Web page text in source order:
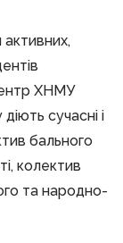
ХНМУ
сучасні і
бального
колектив
та народно-